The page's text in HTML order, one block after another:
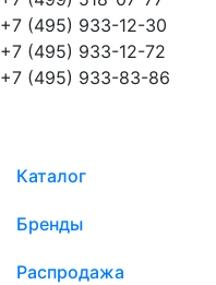
+7 (495) 933-12-30
+7 (495) 933-12-72
+7 (495) 933-83-86
Каталог
Бренды
Распродажа